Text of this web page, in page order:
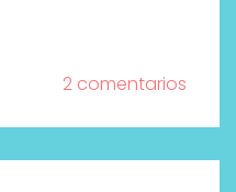
2 comentarios